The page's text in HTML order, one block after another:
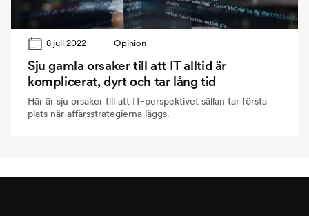
8 juli 2022 Opinion
Sju gamla orsaker till att IT alltid är
komplicerat, dyrt och tar lång tid
Här är sju orsaker till att IT-perspektivet sällan tar första
plats när affärsstrategierna läggs.